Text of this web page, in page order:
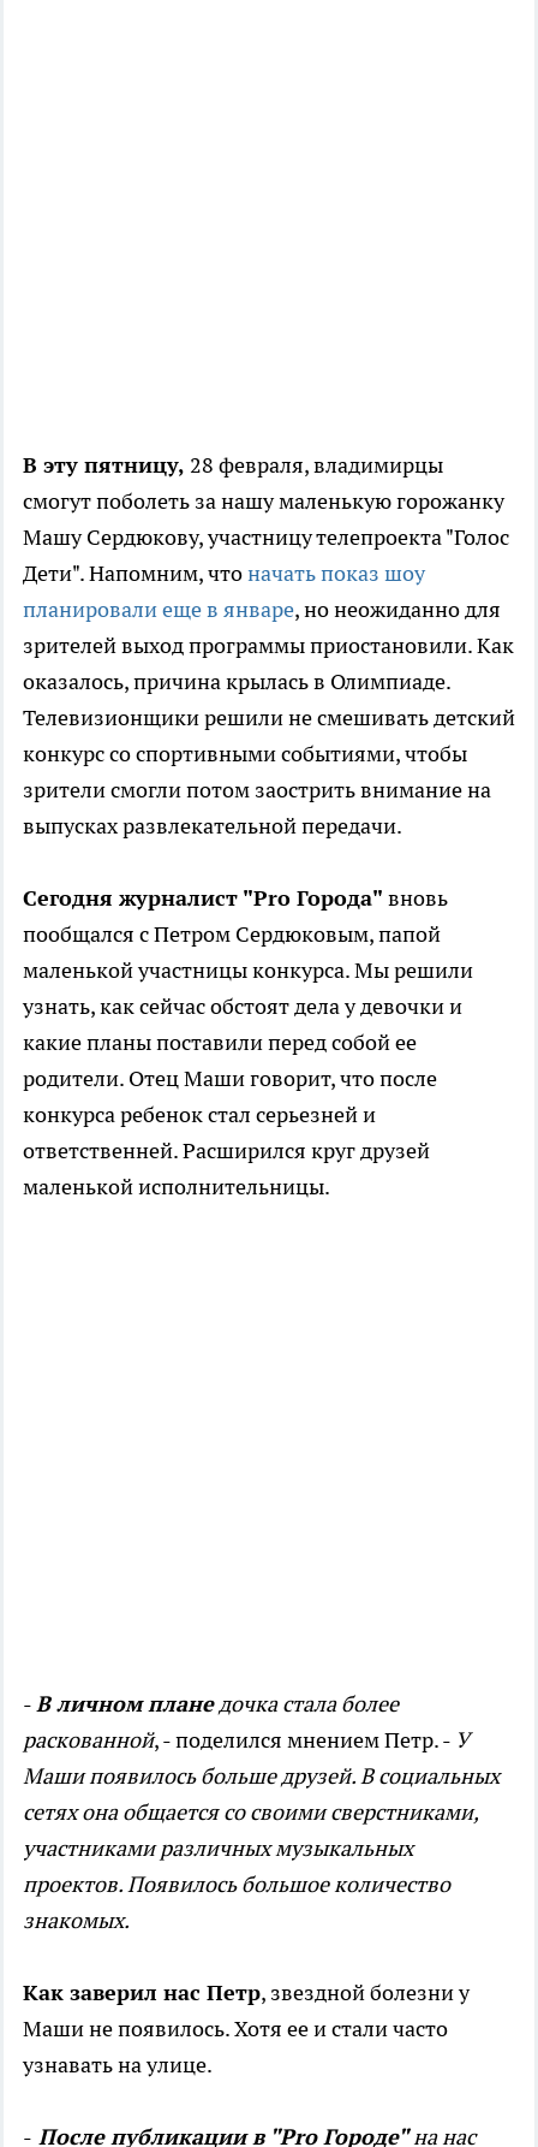
В эту пятницу, 28 февраля, владимирцы
смогут поболеть за нашу маленькую горожанку
Машу Сердюкову, участницу телепроекта "Голос
Дети". Напомним, чтоначать показ шоу
планировали еще в январе, но неожиданно для
зрителей выход программы приостановили. Как
оказалось, причина крылась в Олимпиаде.
Телевизионщики решили не смешивать детский
конкурс со спортивными событиями, чтобы
зрители смогли потом заострить внимание на
выпусках развлекательной передачи.
Сегодня журналист "Pro Города" вновь
пообщался с Петром Сердюковым, папой
маленькой участницы конкурса. Мы решили
узнать, как сейчас обстоят дела у девочки и
какие планы поставили перед собой ее
родители. Отец Маши говорит, что после
конкурса ребенок стал серьезней и
ответственней. Расширился круг друзей
маленькой исполнительницы.
-В личном планедочка стала более
раскованной, - поделился мнением Петр. - У
Маши появилось больше друзей. В социальных
сетях она общается со своими сверстниками,
участниками различных музыкальных
проектов. Появилось большое количество
знакомых.
Как заверил нас Петр, звездной болезни у
Маши не появилось. Хотя ее и стали часто
узнавать на улице.
- После публикации в "Pro Городе"на нас